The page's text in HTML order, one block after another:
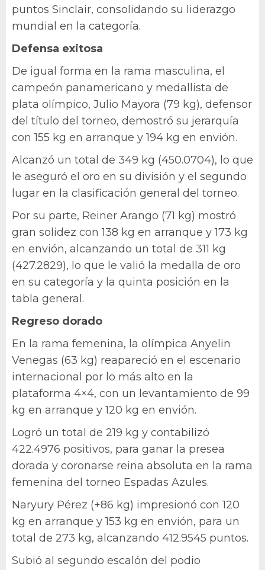
puntos Sinclair, consolidando su liderazgo
mundial en la categoría.
Defensa exitosa
De igual forma en la rama masculina, el
campeón panamericano y medallista de
plata olímpico, Julio Mayora (79 kg), defensor
del título del torneo, demostró su jerarquía
con 155 kg en arranque y 194 kg en envión.
Alcanzó un total de 349 kg (450.0704), lo que
le aseguró el oro en su división y el segundo
lugar en la clasificación general del torneo.
Por su parte, Reiner Arango (71 kg) mostró
gran solidez con 138 kg en arranque y 173 kg
en envión, alcanzando un total de 311 kg
(427.2829), lo que le valió la medalla de oro
en su categoría y la quinta posición en la
tabla general.
Regreso dorado
En la rama femenina, la olímpica Anyelin
Venegas (63 kg) reapareció en el escenario
internacional por lo más alto en la
plataforma 4×4, con un levantamiento de 99
kg en arranque y 120 kg en envión.
Logró un total de 219 kg y contabilizó
422.4976 positivos, para ganar la presea
dorada y coronarse reina absoluta en la rama
femenina del torneo Espadas Azules.
Naryury Pérez (+86 kg) impresionó con 120
kg en arranque y 153 kg en envión, para un
total de 273 kg, alcanzando 412.9545 puntos.
Subió al segundo escalón del podio